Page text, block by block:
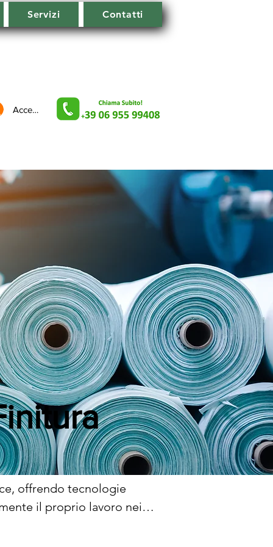
Servizi Contatti
Accedi
offrendo tecnologie
il proprio lavoro nei
In questo articolo